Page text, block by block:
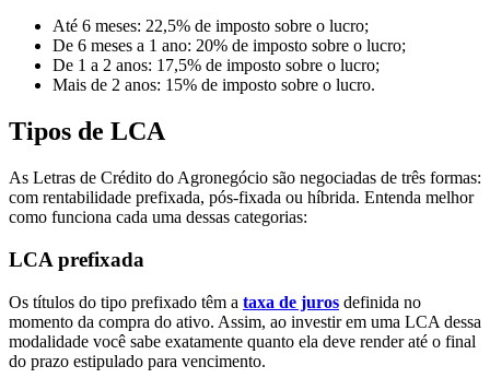
Até 6 meses: 22,5% de imposto sobre o lucro;
De 6 meses a 1 ano: 20% de imposto sobre o lucro;
De 1 a 2 anos: 17,5% de imposto sobre o lucro;
Mais de 2 anos: 15% de imposto sobre o lucro.
Tipos de LCA
As Letras de Crédito do Agronegócio são negociadas de três formas:
com rentabilidade prefixada, pós-fixada ou híbrida. Entenda melhor
como funciona cada uma dessas categorias:
LCA prefixada
Os títulos do tipo prefixado têm a taxa de juros definida no
momento da compra do ativo. Assim, ao investir em uma LCA dessa
modalidade você sabe exatamente quanto ela deve render até o final
do prazo estipulado para vencimento.